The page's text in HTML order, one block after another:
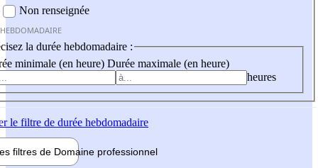
Non renseignée
la durée hebdomadaire :
minimale (en heure) Durée maximale (en heure)
heures
le filtre de durée hebdomadaire
filtres de Domaine professionnel